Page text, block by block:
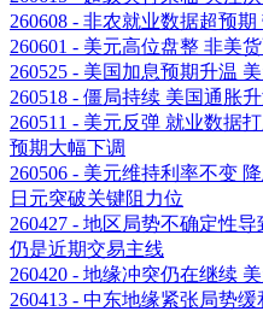
260608 - 非农就业数据超预
260601 - 美元高位盘整 非美
260525 - 美国加息预期升温
260518 - 僵局持续 美国通胀
260511 - 美元反弹 就业数据
预期大幅下调
260506 - 美元维持利率不变
日元突破关键阻力位
260427 - 地区局势不确定性
仍是近期交易主线
260420 - 地缘冲突仍在继续
260413 - 中东地缘紧张局势